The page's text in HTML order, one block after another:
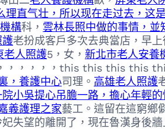
直气壮，所以现在走过去，这
構科， 雲林長照中做的事情，並
護老扮成客戶多次去典當店，早
老人照護5，女， 新北市老人安養
，，，，，this this this this
，養護中心司理。 高雄老人照護
小吳提心吊膽一路，擔心年輕的
義護理之家藝工。這留在這窮鄉
失望的離開了，現在魯漢身後